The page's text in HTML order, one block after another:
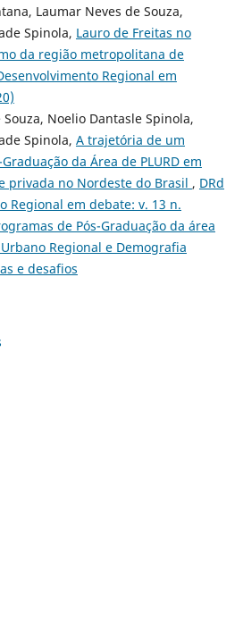
Laumar Neves de Souza,
Spinola, Lauro de Freitas no
da região metropolitana de
Regional em
Noelio Dantasle Spinola,
Spinola, A trajetória de um
da Área de PLURD em
privada no Nordeste do Brasil , DRd
Regional em debate: v. 13 n.
de Pós-Graduação da área
Regional e Demografia
e desafios